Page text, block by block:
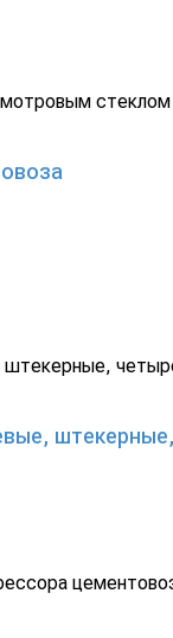
стеклом